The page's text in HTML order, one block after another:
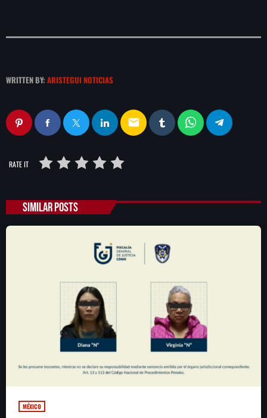
WRITTEN BY: ARISTEGUI NOTICIAS
email
RATE IT
SIMILAR POSTS
MÉXICO